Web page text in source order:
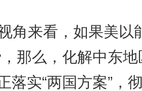
角来看，如果美以
那么，化解中东
落实“两国方案”，